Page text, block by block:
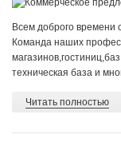
Всем доброго времени
Команда наших
техническая база и
Читать полностью